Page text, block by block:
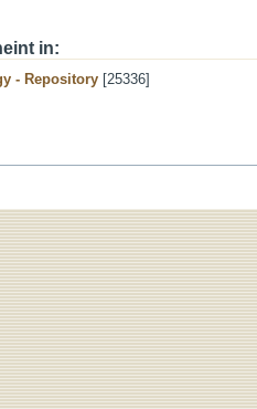
in:
- Repository [25336]